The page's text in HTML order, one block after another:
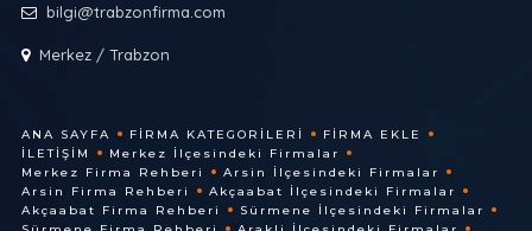
bilgi@trabzonfirma.com
Merkez / Trabzon
ANA SAYFA FIRMA KATEGORILERI
FIRMA EKLE
İLETIŞIM
Merkez İlçesindeki Firmalar
Merkez Firma Rehberi
Arsin İlçesindeki Firmalar
Arsin Firma Rehberi
Akçaabat İlçesindeki Firmalar
Akçaabat Firma Rehberi
Sürmene İlçesindeki Firmalar